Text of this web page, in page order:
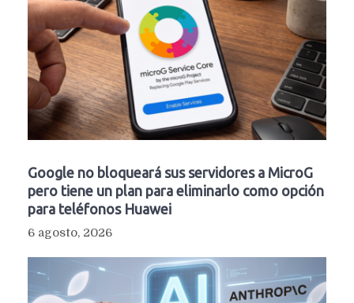
Google no bloqueará sus servidores a MicroG
pero tiene un plan para eliminarlo como opción
para teléfonos Huawei
6 agosto, 2026